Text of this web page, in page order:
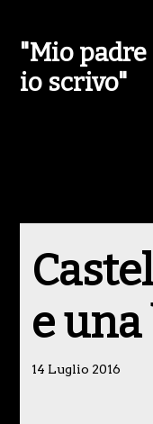
"Mio
io scrivo"
e
14 Luglio 2016